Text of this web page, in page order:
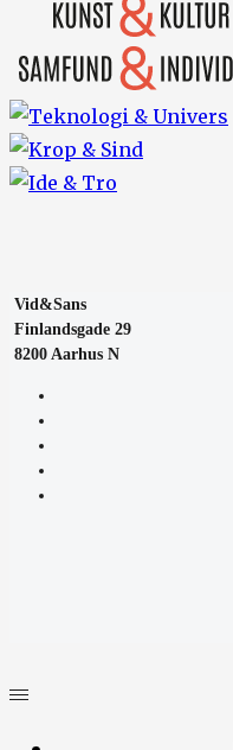
Vid&Sans
Finlandsgade 29
8200 Aarhus N